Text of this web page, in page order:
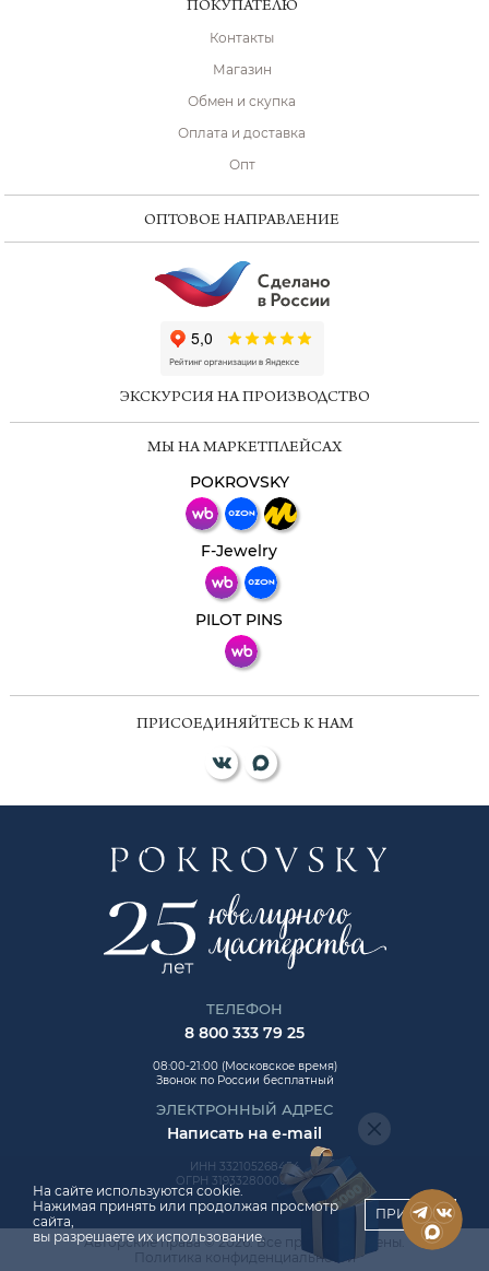
ПОКУПАТЕЛЮ
Контакты
Магазин
Обмен и скупка
Оплата и доставка
Опт
ОПТОВОЕ НАПРАВЛЕНИЕ
ЭКСКУРСИЯ НА ПРОИЗВОДСТВО
МЫ НА МАРКЕТПЛЕЙСАХ
POKROVSKY
F-Jewelry
PILOT PINS
ПРИСОЕДИНЯЙТЕСЬ К НАМ
ТЕЛЕФОН
8 800 333 79 25
08:00-21:00 (Московское время)
Звонок по России бесплатный
ЭЛЕКТРОННЫЙ АДРЕС
Написать на e-mail
ИНН 332105268454
ОГРН 319332800006992
Авторские права © 2026. Все права защищены.
Политика конфиденциальности
На сайте используются cookie.
Нажимая принять или продолжая просмотр
сайта,
вы разрешаете их использование.
ПРИНЯТЬ
ChatApp